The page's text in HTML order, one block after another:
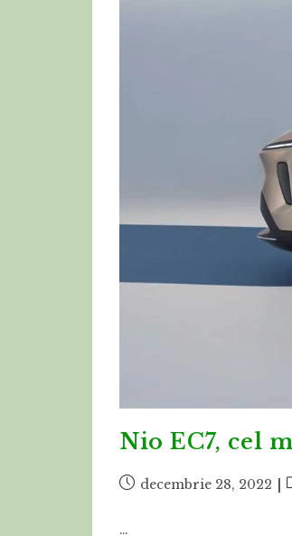
Nio EC7, cel
Postdecembrie 28, 2022
…